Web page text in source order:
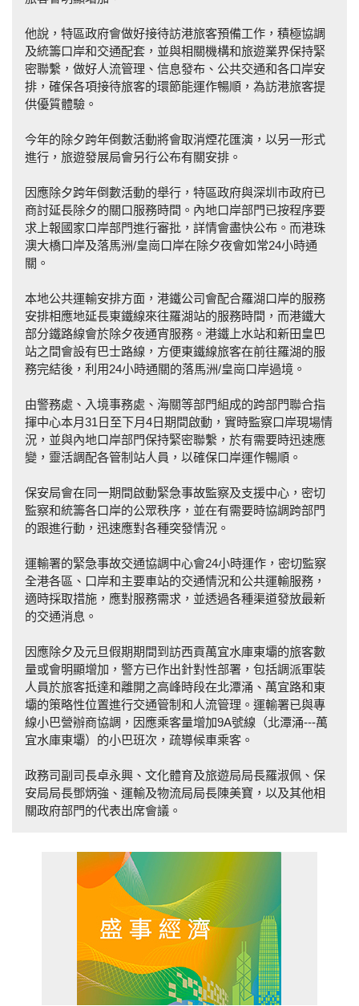
他說，特區政府會做好接待訪港旅客預備工作，積極協調
及統籌口岸和交通配套，並與相關機構和旅遊業界保持緊
密聯繫，做好人流管理、信息發布、公共交通和各口岸安
排，確保各項接待旅客的環節能運作暢順，為訪港旅客提
供優質體驗。
今年的除夕跨年倒數活動將會取消煙花匯演，以另一形式
進行，旅遊發展局會另行公布有關安排。
因應除夕跨年倒數活動的舉行，特區政府與深圳市政府已
商討延長除夕的關口服務時間。內地口岸部門已按程序要
求上報國家口岸部門進行審批，詳情會盡快公布。而港珠
澳大橋口岸及落馬洲/皇崗口岸在除夕夜會如常24小時通
關。
本地公共運輸安排方面，港鐵公司會配合羅湖口岸的服務
安排相應地延長東鐵線來往羅湖站的服務時間，而港鐵大
部分鐵路線會於除夕夜通宵服務。港鐵上水站和新田皇巴
站之間會設有巴士路線，方便東鐵線旅客在前往羅湖的服
務完結後，利用24小時通關的落馬洲/皇崗口岸過境。
由警務處、入境事務處、海關等部門組成的跨部門聯合指
揮中心本月31日至下月4日期間啟動，實時監察口岸現場情
況，並與內地口岸部門保持緊密聯繫，於有需要時迅速應
變，靈活調配各管制站人員，以確保口岸運作暢順。
保安局會在同一期間啟動緊急事故監察及支援中心，密切
監察和統籌各口岸的公眾秩序，並在有需要時協調跨部門
的跟進行動，迅速應對各種突發情況。
運輸署的緊急事故交通協調中心會24小時運作，密切監察
全港各區、口岸和主要車站的交通情況和公共運輸服務，
適時採取措施，應對服務需求，並透過各種渠道發放最新
的交通消息。
因應除夕及元旦假期期間到訪西貢萬宜水庫東壩的旅客數
量或會明顯增加，警方已作出針對性部署，包括調派軍裝
人員於旅客抵達和離開之高峰時段在北潭涌、萬宜路和東
壩的策略性位置進行交通管制和人流管理。運輸署已與專
線小巴營辦商協調，因應乘客量增加9A號線（北潭涌---萬
宜水庫東壩）的小巴班次，疏導候車乘客。
政務司副司長卓永興、文化體育及旅遊局局長羅淑佩、保
安局局長鄧炳強、運輸及物流局局長陳美寶，以及其他相
關政府部門的代表出席會議。